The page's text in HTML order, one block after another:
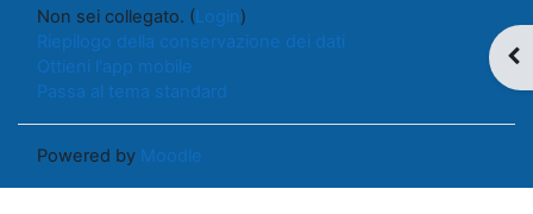
Non sei collegato. (Login)
Riepilogo della conservazione dei dati
Ottieni l'app mobile
Passa al tema standard
Powered by Moodle